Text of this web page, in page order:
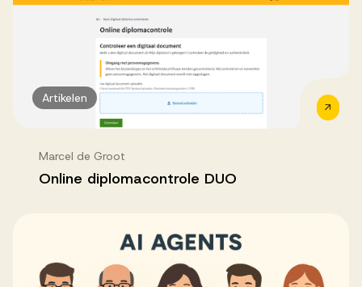
Artikelen
Marcel de Groot
Online diplomacontrole DUO